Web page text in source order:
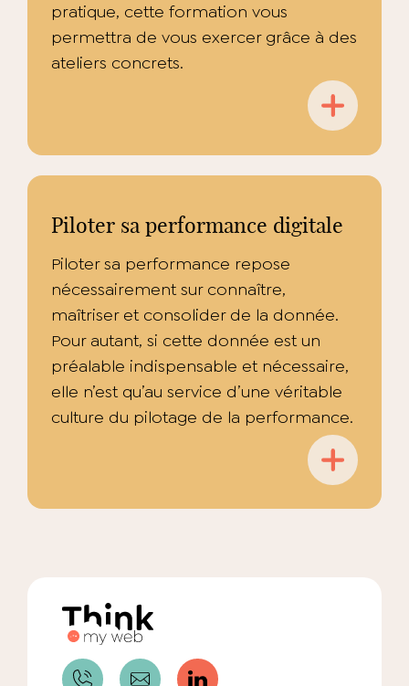
pratique, cette formation vous
permettra de vous exercer grâce à des
ateliers concrets.
Piloter sa performance digitale
Piloter sa performance repose
nécessairement sur connaître,
maîtriser et consolider de la donnée.
Pour autant, si cette donnée est un
préalable indispensable et nécessaire,
elle n’est qu’au service d’une véritable
culture du pilotage de la performance.